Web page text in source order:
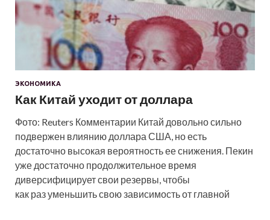
ЭКОНОМИКА
Как Китай уходит от доллара
Фото: Reuters Комментарии Китай довольно сильно
подвержен влиянию доллара США, но есть
достаточно высокая вероятность ее снижения. Пекин
уже достаточно продолжительное время
диверсифицирует свои резервы, чтобы
как раз уменьшить свою зависимость от главной